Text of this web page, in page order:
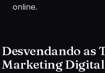
online.
Desvendando as
Marketing